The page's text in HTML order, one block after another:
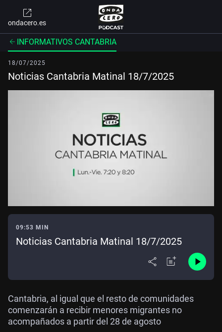
ondacero.es
INFORMATIVOS CANTABRIA
18/07/2025
Noticias Cantabria Matinal 18/7/2025
09:53 MIN
Noticias Cantabria Matinal 18/7/2025
Cantabria, al igual que el resto de comunidades
comenzarán a recibir menores migrantes no
acompañados a partir del 28 de agosto